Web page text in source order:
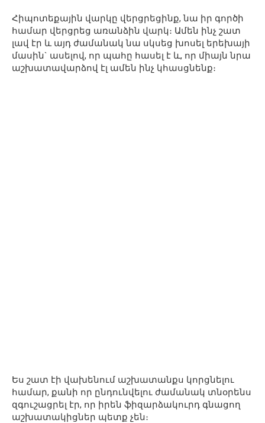
Հիպոտեքային վարկը վերցրեցինք, նա իր գործի
համար վերցրեց առանձին վարկ։ Ամեն ինչ շատ
լավ էր և այդ ժամանակ նա սկսեց խոսել երեխայի
մասին` ասելով, որ պահը հասել է և, որ միայն նրա
աշխատավարձով էլ ամեն ինչ կհասցնենք։
Ես շատ էի վախենում աշխատանքս կորցնելու
համար, քանի որ ընդունվելու ժամանակ տնօրենս
զգուշացրել էր, որ իրեն ֆիզարձակուրդ գնացող
աշխատակիցներ պետք չեն։